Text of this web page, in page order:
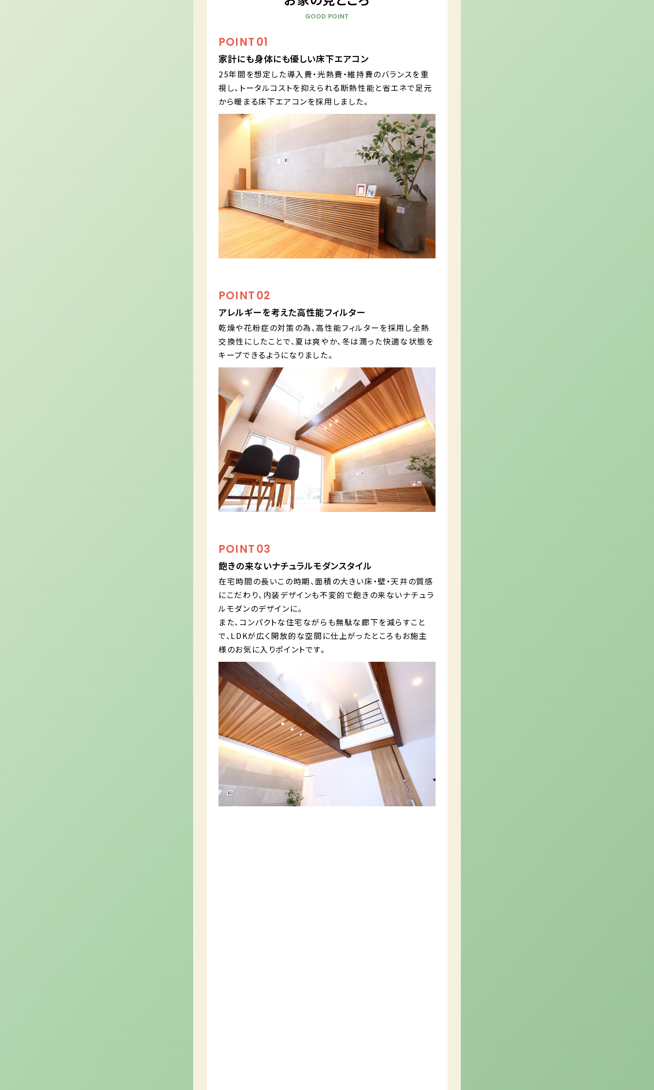
GOOD POINT
POINT01
家計にも身体にも優しい床下エアコン
25年間を想定した導入費・光熱費・維持費のバランスを重
視し、トータルコストを抑えられる断熱性能と省エネで足元
から暖まる床下エアコンを採用しました。
POINT02
アレルギーを考えた高性能フィルター
乾燥や花粉症の対策の為、高性能フィルターを採用し全熱
交換性にしたことで、夏は爽やか、冬は潤った快適な状態を
キープできるようになりました。
POINT03
飽きの来ないナチュラルモダンスタイル
在宅時間の長いこの時期、面積の大きい床・壁・天井の質感
にこだわり、内装デザインも不変的で飽きの来ないナチュラ
ルモダンのデザインに。
また、コンパクトな住宅ながらも無駄な廊下を減らすこと
で、LDKが広く開放的な空間に仕上がったところもお施主
様のお気に入りポイントです。